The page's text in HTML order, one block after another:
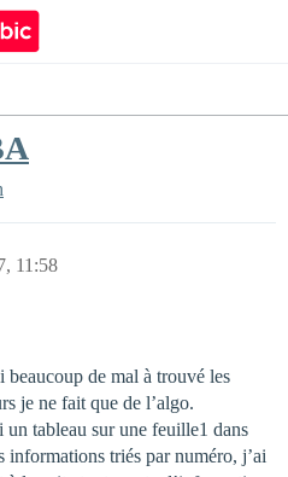
11:58
beaucoup de mal à trouvé les
je ne fait que de l’algo.
tableau sur une feuille1 dans
informations triés par numéro, j’ai